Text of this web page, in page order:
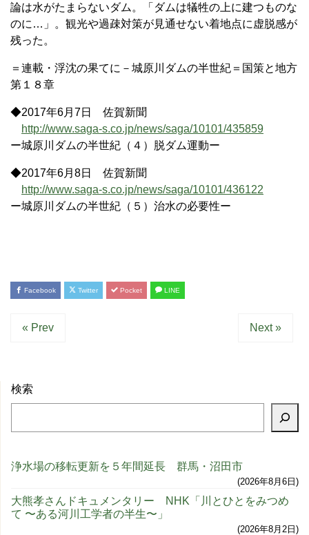
論は水がたまらないダム。「ダムは犠牲の上に建つものな
のに…」。観光や過疎対策が見通せない着地点に虚脱感が
残った。
＝連載・浮沈の果てに－城原川ダムの半世紀＝国策と地方
第１８章
◆2017年6月7日 佐賀新聞
http://www.saga-s.co.jp/news/saga/10101/435859
ー城原川ダムの半世紀（４）脱ダム運動ー
◆2017年6月8日 佐賀新聞
http://www.saga-s.co.jp/news/saga/10101/436122
ー城原川ダムの半世紀（５）治水の必要性ー
Facebook Twitter Pocket LINE
« Prev Next »
検索
浄水場の移転更新を５年間延長 群馬・沼田市
2026年8月6日
大熊孝さんドキュメンタリー NHK「川とひとをみつめ
て 〜ある河川工学者の半生〜」
2026年8月2日